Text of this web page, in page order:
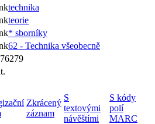
technika
teorie
* sborníky
62 - Technika všeobecně
Zkrácený
záznam
S
textovými
návěštími
S kódy
polí
MARC